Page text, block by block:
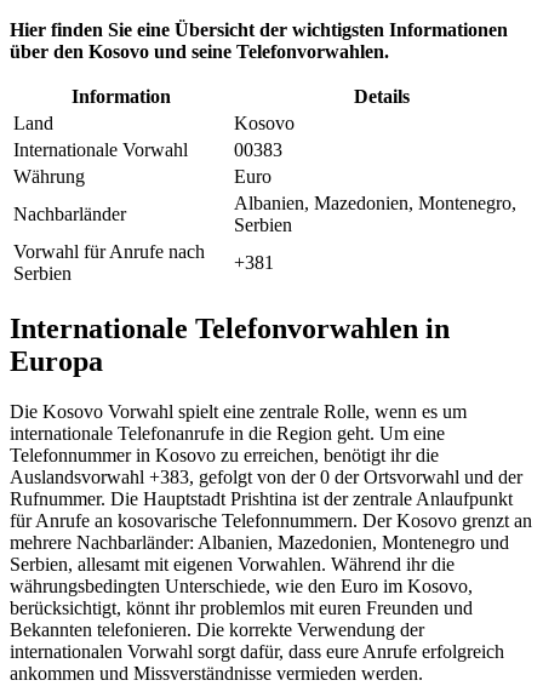
Hier finden Sie eine Übersicht der wichtigsten Informationen
über den Kosovo und seine Telefonvorwahlen.
Information
Details
Land
Kosovo
Internationale Vorwahl
00383
Währung
Euro
Nachbarländer
Albanien, Mazedonien, Montenegro,
Serbien
Vorwahl für Anrufe nach
Serbien
+381
Internationale Telefonvorwahlen in
Europa
Die Kosovo Vorwahl spielt eine zentrale Rolle, wenn es um
internationale Telefonanrufe in die Region geht. Um eine
Telefonnummer in Kosovo zu erreichen, benötigt ihr die
Auslandsvorwahl +383, gefolgt von der 0 der Ortsvorwahl und der
Rufnummer. Die Hauptstadt Prishtina ist der zentrale Anlaufpunkt
für Anrufe an kosovarische Telefonnummern. Der Kosovo grenzt an
mehrere Nachbarländer: Albanien, Mazedonien, Montenegro und
Serbien, allesamt mit eigenen Vorwahlen. Während ihr die
währungsbedingten Unterschiede, wie den Euro im Kosovo,
berücksichtigt, könnt ihr problemlos mit euren Freunden und
Bekannten telefonieren. Die korrekte Verwendung der
internationalen Vorwahl sorgt dafür, dass eure Anrufe erfolgreich
ankommen und Missverständnisse vermieden werden.